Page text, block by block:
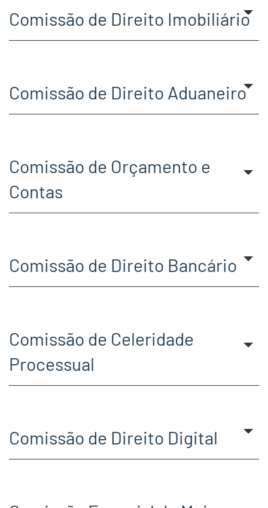
Comissão de Direito Imobiliário
Comissão de Direito Aduaneiro
Comissão de Orçamento e
Contas
Comissão de Direito Bancário
Comissão de Celeridade
Processual
Comissão de Direito Digital